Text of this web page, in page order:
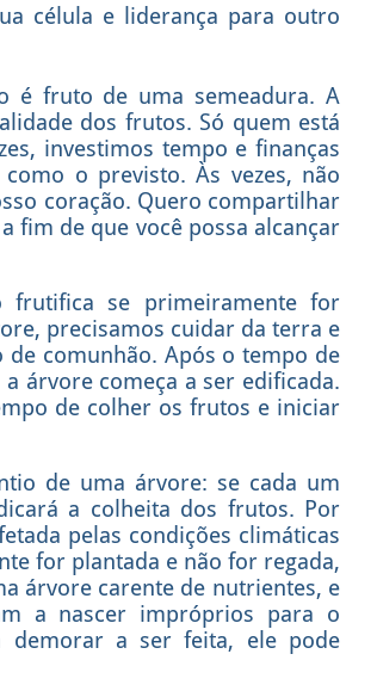
célula e liderança para outro
é fruto de uma semeadura. A
dos frutos. Só quem está
investimos tempo e finanças
o previsto. Às vezes, não
coração. Quero compartilhar
fim de que você possa alcançar
frutifica se primeiramente for
precisamos cuidar da terra e
comunhão. Após o tempo de
árvore começa a ser edificada.
de colher os frutos e iniciar
de uma árvore: se cada um
a colheita dos frutos. Por
pelas condições climáticas
for plantada e não for regada,
árvore carente de nutrientes, e
a nascer impróprios para o
demorar a ser feita, ele pode